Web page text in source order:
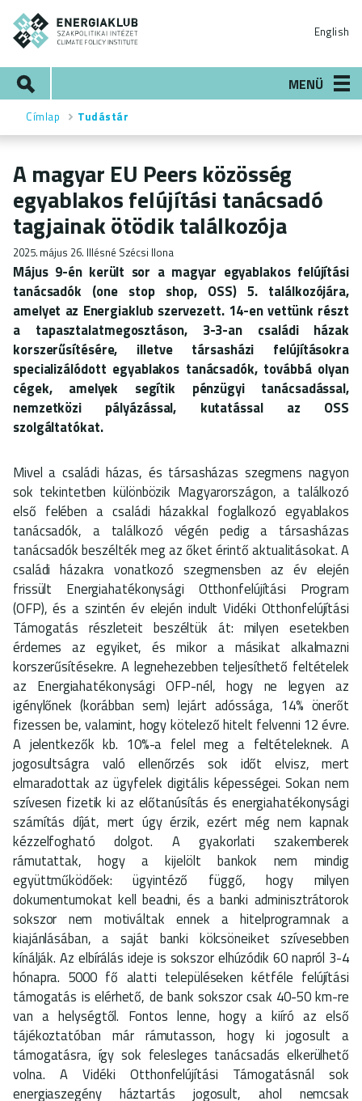
Ugrás
tartalomra
English
MENÜ
Morzsa
Címlap Tudástár
A magyar EU Peers közösség
egyablakos felújítási tanácsadó
tagjainak ötödik találkozója
2025. május 26. Illésné Szécsi Ilona
Május 9-én került sor a magyar egyablakos felújítási
tanácsadók (one stop shop, OSS) 5. találkozójára,
amelyet az Energiaklub szervezett. 14-en vettünk részt
a tapasztalatmegosztáson, 3-3-an családi házak
korszerűsítésére, illetve társasházi felújításokra
specializálódott egyablakos tanácsadók, továbbá olyan
cégek, amelyek segítik pénzügyi tanácsadással,
nemzetközi pályázással, kutatással az OSS
szolgáltatókat.
Mivel a családi házas, és társasházas szegmens nagyon
sok tekintetben különbözik Magyarországon, a találkozó
első felében a családi házakkal foglalkozó egyablakos
tanácsadók, a találkozó végén pedig a társasházas
tanácsadók beszélték meg az őket érintő aktualitásokat. A
családi házakra vonatkozó szegmensben az év elején
frissült Energiahatékonysági Otthonfelújítási Program
(OFP), és a szintén év elején indult Vidéki Otthonfelújítási
Támogatás részleteit beszéltük át: milyen esetekben
érdemes az egyiket, és mikor a másikat alkalmazni
korszerűsítésekre. A legnehezebben teljesíthető feltételek
az Energiahatékonysági OFP-nél, hogy ne legyen az
igénylőnek (korábban sem) lejárt adóssága, 14% önerőt
fizessen be, valamint, hogy kötelező hitelt felvenni 12 évre.
A jelentkezők kb. 10%-a felel meg a feltételeknek. A
jogosultságra való ellenőrzés sok időt elvisz, mert
elmaradottak az ügyfelek digitális képességei. Sokan nem
szívesen fizetik ki az előtanúsítás és energiahatékonysági
számítás díját, mert úgy érzik, ezért még nem kapnak
kézzelfogható dolgot. A gyakorlati szakemberek
rámutattak, hogy a kijelölt bankok nem mindig
együttműködőek: ügyintéző függő, hogy milyen
dokumentumokat kell beadni, és a banki adminisztrátorok
sokszor nem motiváltak ennek a hitelprogramnak a
kiajánlásában, a saját banki kölcsöneiket szívesebben
kínálják. Az elbírálás ideje is sokszor elhúzódik 60 napról 3-4
hónapra. 5000 fő alatti településeken kétféle felújítási
támogatás is elérhető, de bank sokszor csak 40-50 km-re
van a helységtől. Fontos lenne, hogy a kiíró az első
tájékoztatóban már rámutasson, hogy ki jogosult a
támogatásra, így sok felesleges tanácsadás elkerülhető
volna. A Vidéki Otthonfelújítási Támogatásnál sok
energiaszegény háztartás jogosult, ahol nemcsak